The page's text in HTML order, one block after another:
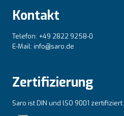
Kontakt
Telefon: +49 2822 9258-0
E-Mail: info@saro.de
Zertifizierung
Saro ist DIN und lSO 9001 zertifiziert.